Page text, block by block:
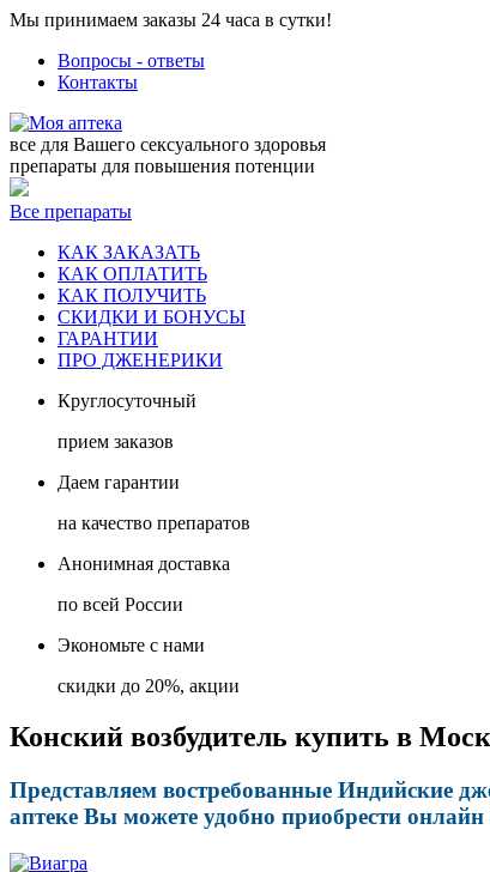
Мы принимаем заказы 24 часа в сутки!
Вопросы - ответы
Контакты
все для Вашего сексуального здоровья
препараты для повышения потенции
Все препараты
КАК ЗАКАЗАТЬ
КАК ОПЛАТИТЬ
КАК ПОЛУЧИТЬ
СКИДКИ И БОНУСЫ
ГАРАНТИИ
ПРО ДЖЕНЕРИКИ
Круглосуточный
прием заказов
Даем гарантии
на качество препаратов
Анонимная доставка
по всей России
Экономьте с нами
скидки до 20%, акции
Конский возбудитель купить в
Представляем востребованные Индийские
аптеке Вы можете удобно приобрести